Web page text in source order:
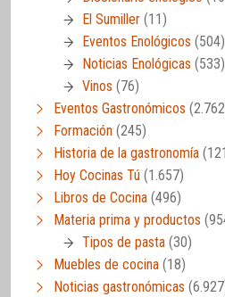
El Sumiller (11)
Eventos Enológicos (504)
Noticias Enológicas (533)
Vinos (76)
Eventos Gastronómicos
Formación (245)
Historia de la gastronomía
Hoy Cocinas Tú (1.657)
Libros de Cocina (496)
Materia prima y productos
Tipos de pasta (30)
Muebles de cocina (18)
Noticias gastronómicas